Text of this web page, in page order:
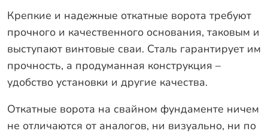
Программа лояльности
Вакансии
Калькулятор ЖБ свай
Заказать звонок
Крепкие и надежные откатные ворота требуют
прочного и качественного основания, таковым и
выступают винтовые сваи. Сталь гарантирует им
прочность, а продуманная конструкция –
удобство установки и другие качества.
Откатные ворота на свайном фундаменте ничем
не отличаются от аналогов, ни визуально, ни по